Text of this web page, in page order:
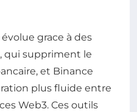
grace à des
qui suppriment le
et Binance
plus fluide entre
Web3. Ces outils